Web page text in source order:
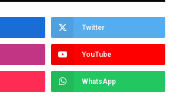
Twitter
YouTube
WhatsApp